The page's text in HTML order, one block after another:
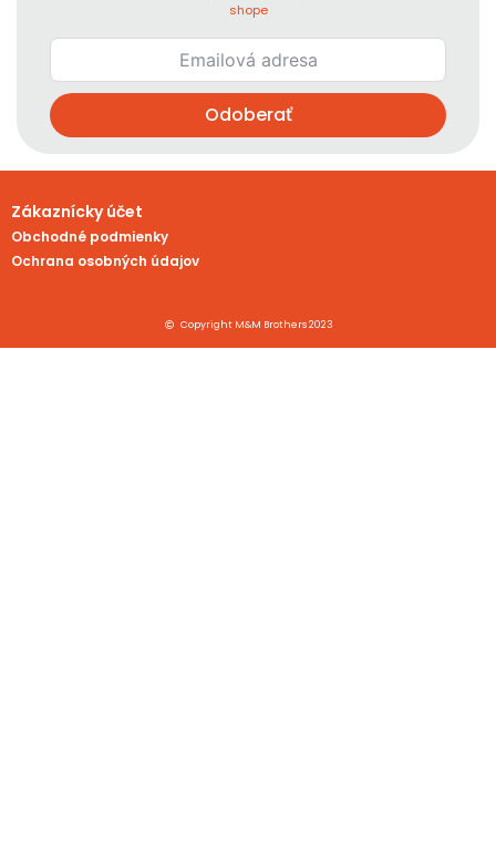
shope
Odoberať
Zákaznícky účet
Obchodné podmienky
Ochrana osobných údajov
Copyright M&M Brothers 2023